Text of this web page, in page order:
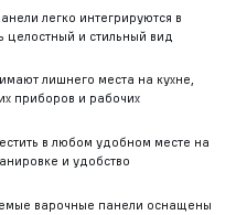
легко интегрируются в
целостный и стильный вид
лишнего места на кухне,
приборов и рабочих
в любом удобном месте на
и удобство
варочные панели оснащены